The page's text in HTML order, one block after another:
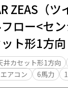
ZEAS（ツ
ロー<セ
ト形1方
井カセット形1方向
アコン
6馬力